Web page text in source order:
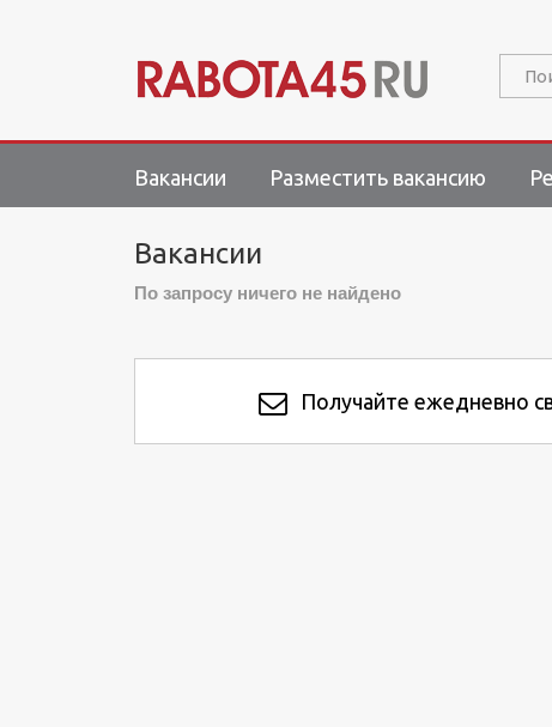
Вакансии Разместить вакансию
Вакансии
По запросу ничего не найдено
Получайте ежедневно